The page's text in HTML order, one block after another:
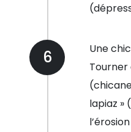
6
Une
Tourner
lapiaz »